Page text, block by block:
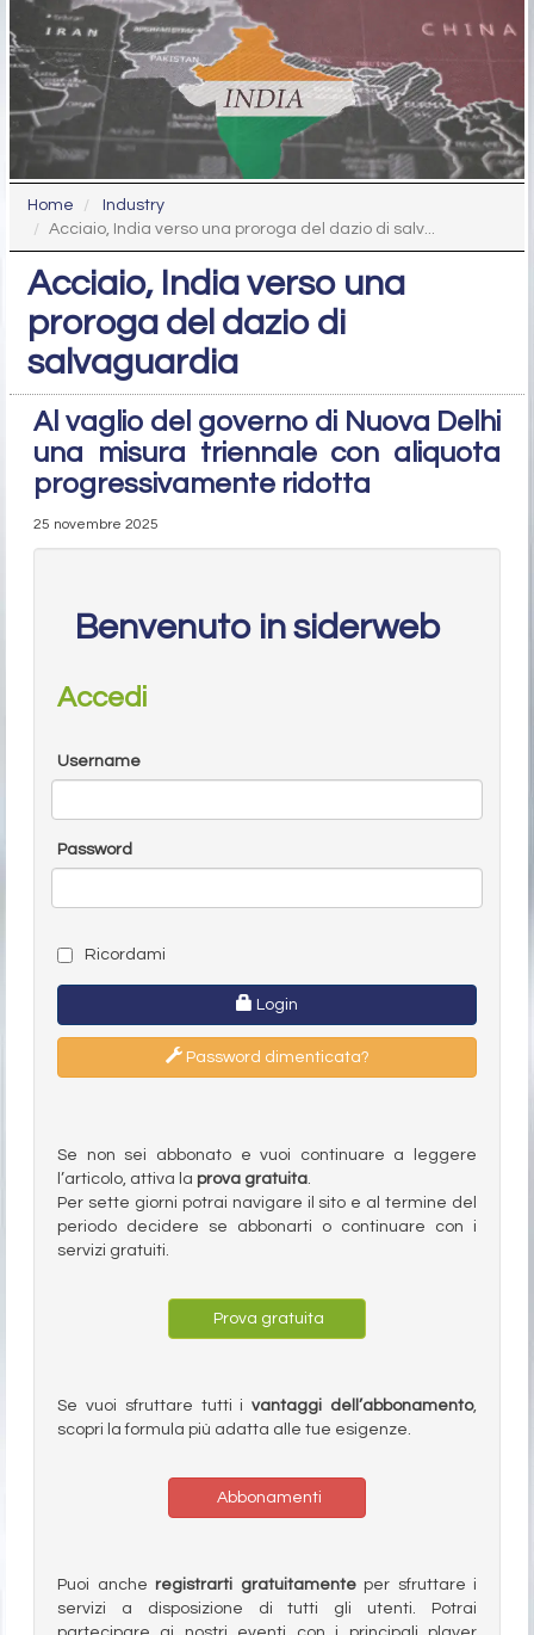
Home
Industry
Acciaio, India verso una proroga del dazio di salv...
Acciaio, India verso una
proroga del dazio di
salvaguardia
Al vaglio del governo di Nuova Delhi
una misura triennale con aliquota
progressivamente ridotta
25 novembre 2025
Benvenuto in siderweb
Accedi
Username
Password
Ricordami
Login
Password dimenticata?
Se non sei abbonato e vuoi continuare a leggere
l’articolo, attiva la prova gratuita.
Per sette giorni potrai navigare il sito e al termine del
periodo decidere se abbonarti o continuare con i
servizi gratuiti.
Prova gratuita
Se vuoi sfruttare tutti ivantaggi dell’abbonamento,
scopri la formula più adatta alle tue esigenze.
Abbonamenti
Puoi anche registrarti gratuitamenteper sfruttare i
servizi a disposizione di tutti gli utenti. Potrai